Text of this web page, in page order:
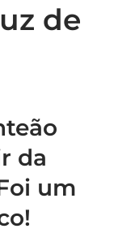
de
da
um